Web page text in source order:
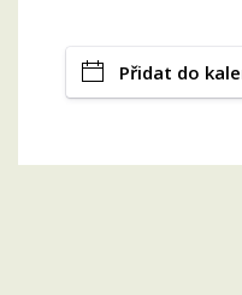
Přidat do